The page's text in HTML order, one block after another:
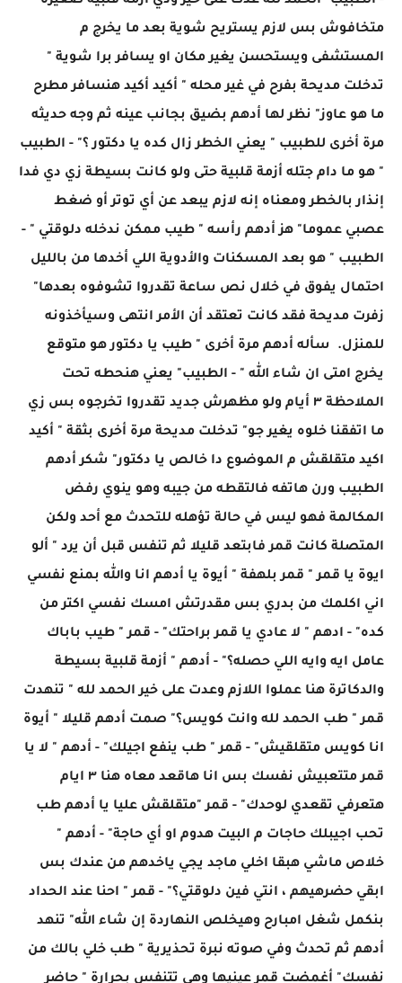
متخافوش بس لازم يستريح شوية بعد ما يخرج م
المستشفى ويستحسن يغير مكان او يسافر برا شوية "
تدخلت مديحة بفرح في غير محله " أكيد أكيد هنسافر مطرح
ما هو عاوز" نظر لها أدهم بضيق بجانب عينه ثم وجه حديثه
مرة أخرى للطبيب " يعني الخطر زال كده يا دكتور ؟" - الطبيب
" هو ما دام جتله أزمة قلبية حتى ولو كانت بسيطة زي دي فدا
إنذار بالخطر ومعناه إنه لازم يبعد عن أي توتر أو ضغط
عصبي عموما" هز أدهم رأسه " طيب ممكن ندخله دلوقتي " -
الطبيب " هو بعد المسكنات والأدوية اللي أخدها من بالليل
احتمال يفوق في خلال نص ساعة تقدروا تشوفوه بعدها"
زفرت مديحة فقد كانت تعتقد أن الأمر انتهى وسيأخذونه
للمنزل. سأله أدهم مرة أخرى " طيب يا دكتور هو متوقع
يخرج امتى ان شاء الله " - الطبيب" يعني هنحطه تحت
الملاحظة ٣ أيام ولو مظهرش جديد تقدروا تخرجوه بس زي
ما اتفقنا خلوه يغير جو" تدخلت مديحة مرة أخرى بثقة " أكيد
اكيد متقلقش م الموضوع دا خالص يا دكتور" شكر أدهم
الطبيب ورن هاتفه فالتقطه من جيبه وهو ينوي رفض
المكالمة فهو ليس في حالة تؤهله للتحدث مع أحد ولكن
المتصلة كانت قمر فابتعد قليلا ثم تنفس قبل أن يرد " ألو
ايوة يا قمر " قمر بلهفة " أيوة يا أدهم انا والله بمنع نفسي
اني اكلمك من بدري بس مقدرتش امسك نفسي اكتر من
كده" - ادهم " لا عادي يا قمر براحتك" - قمر " طيب باباك
عامل ايه وايه اللي حصله؟" - أدهم " أزمة قلبية بسيطة
والدكاترة هنا عملوا اللازم وعدت على خير الحمد لله " تنهدت
قمر " طب الحمد لله وانت كويس؟" صمت أدهم قليلا " أيوة
انا كويس متقلقيش" - قمر " طب ينفع اجيلك" - أدهم " لا يا
قمر متتعبيش نفسك بس انا هاقعد معاه هنا ٣ ايام
هتعرفي تقعدي لوحدك" - قمر "متقلقش عليا يا أدهم طب
تحب اجيبلك حاجات م البيت هدوم او أي حاجة" - أدهم "
خلاص ماشي هبقا اخلي ماجد يجي ياخدهم من عندك بس
ابقي حضرهيهم ، انتي فين دلوقتي؟" - قمر " احنا عند الحداد
بنكمل شغل امبارح وهيخلص النهاردة إن شاء الله" تنهد
أدهم ثم تحدث وفي صوته نبرة تحذيرية " طب خلي بالك من
نفسك" أغمضت قمر عينيها وهي تتنفس بحرارة " حاضر